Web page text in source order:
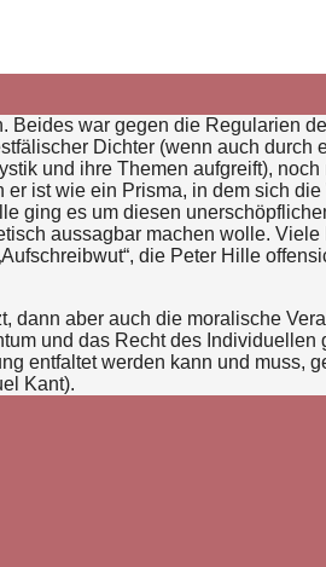
Beides war gegen die Regularien
Dichter (wenn auch durch
und ihre Themen aufgreift), noch
ist wie ein Prisma, in dem sich die
ging es um diesen
aussagbar machen wolle. Viele
die Peter Hille
dann aber auch die moralische
und das Recht des Individuellen
entfaltet werden kann und muss,
Kant).